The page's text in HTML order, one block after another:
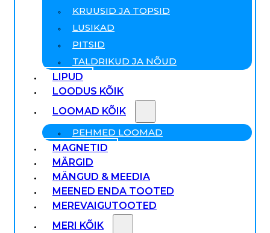
KRUUSID JA TOPSID
LUSIKAD
PITSID
TALDRIKUD JA NÕUD
LIPUD
LOODUS KÕIK
LOOMAD KÕIK
PEHMED LOOMAD
MAGNETID
MÄRGID
MÄNGUD & MEEDIA
MEENED ENDA TOOTED
MEREVAIGUTOOTED
MERI KÕIK